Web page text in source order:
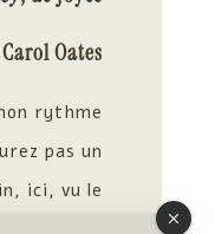
Carol Oates
rythme
pas un
ici, vu le